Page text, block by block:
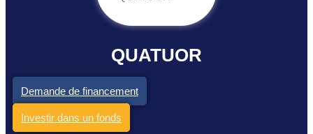
QUATUOR
Demande de financement
Investir dans un fonds